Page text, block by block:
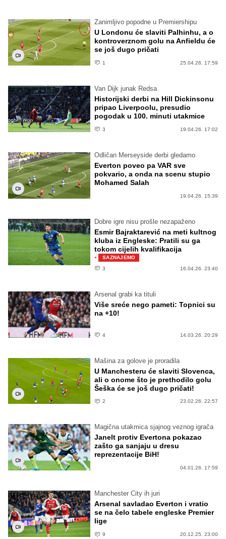
Zanimljivo popodne u Premiershipu
U Londonu će slaviti Palhinhu, a o
kontroverznom golu na Anfieldu će
se još dugo pričati
1 25.04.26. 17:59
Van Dijk junak Redsa
Historijski derbi na Hill Dickinsonu
pripao Liverpoolu, presudio
pogodak u 100. minuti utakmice
3 19.04.26. 17:02
Odličan Merseyside derbi gledamo
Everton poveo pa VAR sve
pokvario, a onda na scenu stupio
Mohamed Salah
19.04.26. 15:39
Dobre igre nisu prošle nezapaženo
Esmir Bajraktarević na meti kultnog
kluba iz Engleske: Pratili su ga
tokom cijelih kvalifikacija
·
SAZNAJEMO
3
16.04.26. 23:40
Arsenal grabi ka tituli
Više sreće nego pameti: Topnici su
na +10!
4 14.03.26. 20:29
Mašina za golove je proradila
U Manchesteru će slaviti Slovenca,
ali o onome što je prethodilo golu
Šeška će se još dugo pričati!
2 23.02.26. 22:57
Magična utakmica sjajnog veznog igrača
Janelt protiv Evertona pokazao
zašto ga sanjaju u dresu
reprezentacije BiH!
04.01.26. 17:59
Manchester City ih juri
Arsenal savladao Everton i vratio
se na čelo tabele engleske Premier
lige
9 20.12.25. 23:00